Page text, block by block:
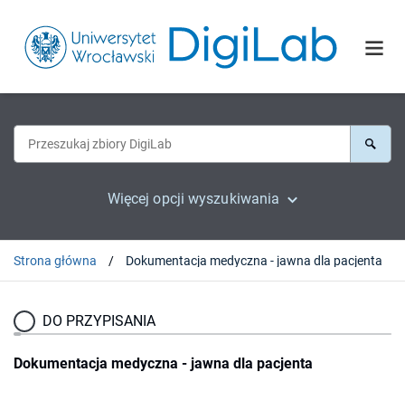
Więcej opcji wyszukiwania
Strona główna Dokumentacja medyczna - jawna dla pacjenta
DO PRZYPISANIA
Dokumentacja medyczna - jawna dla pacjenta